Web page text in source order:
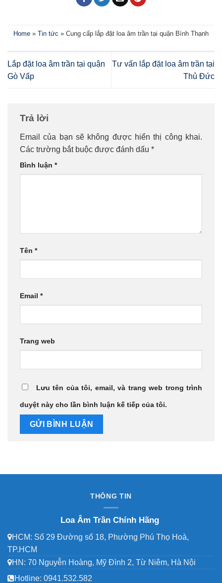
Home » Tin tức » Cung cấp lắp đặt loa âm trần tại quận Bình Thạnh
Lắp đặt loa âm trần tại quận
Gò Vấp
Tư vấn lắp đặt loa âm trần tại
Thủ Đức
Trả lời
Email của bạn sẽ không được hiển thị công khai.
Các trường bắt buộc được đánh dấu *
Bình luận *
Tên *
Email *
Trang web
Lưu tên của tôi, email, và trang web trong trình
duyệt này cho lần bình luận kế tiếp của tôi.
THÔNG TIN
Loa Âm Trần Chính Hãng
HCM: Số 29 Đường số 18, Phường Phú Thọ Hoà,
TP.HCM
HN: 70 Nguyễn Hoàng, Mỹ Đình 2, Từ Niêm, Hà Nội
Hotline: 0941.532.582